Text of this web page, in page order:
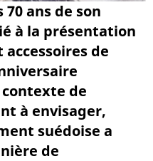
70 ans de son
à la présentation
de
de
à envisager,
suédoise a
de